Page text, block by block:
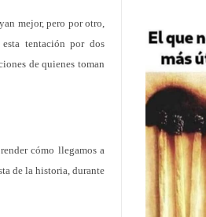
mejor, pero por otro,
tentación por dos
de quienes toman
cómo llegamos a
de la historia, durante